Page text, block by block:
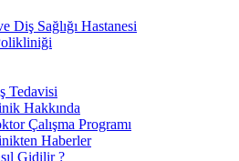
Diş Sağlığı Hastanesi
Tedavisi
Hakkında
Çalışma Programı
Haberler
Gidilir ?